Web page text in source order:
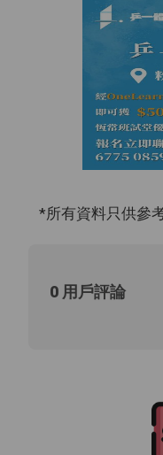
*所有資料只供參
0 用戶評論